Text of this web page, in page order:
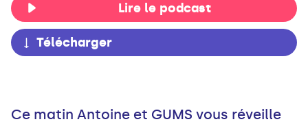
Lire le podcast
Télécharger
Ce matin Antoine et GUMS vous réveille